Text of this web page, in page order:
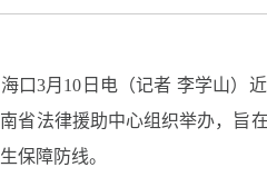
口3月10日电（记者 李学山）
省法律援助中心组织举办，旨
保障防线。